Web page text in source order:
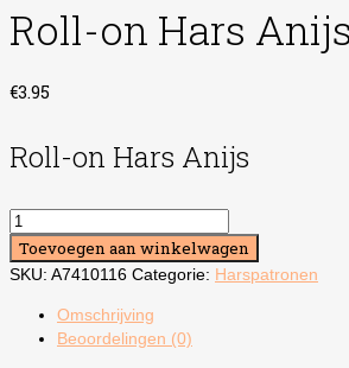
Roll-on Hars Anijs
€3.95
Roll-on Hars Anijs
Roll-
on
Hars
aantal
Toevoegen aan winkelwagen
SKU: A7410116 Categorie: Harspatronen
Omschrijving
Beoordelingen (0)